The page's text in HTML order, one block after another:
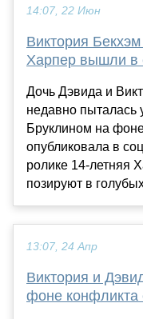
14:07, 22 Июн
Виктория
Харпер вышли в
Дочь Дэвида и
недавно пыталась
Бруклином на
опубликовала в
ролике 14-летняя
позируют в
13:07, 24 Апр
Виктория и
фоне конфликта